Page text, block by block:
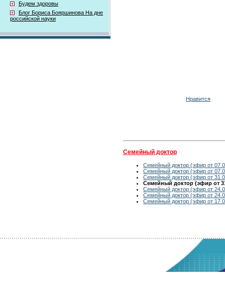
Будем здоровы
Блог Бориса Бояршинова На дне
российской науки
Нравится
Семейный доктор
Семейный доктор (эфир от
Семейный доктор (эфир от
Семейный доктор (эфир от
Семейный доктор (эфир от
Семейный доктор (эфир от
Семейный доктор (эфир от
Семейный доктор (эфир от